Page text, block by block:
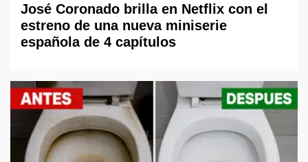
José Coronado brilla en Netflix con el
estreno de una nueva miniserie
española de 4 capítulos